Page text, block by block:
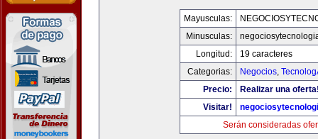
Mayusculas:
Minusculas:
Longitud:
19 caracteres
Categorias:
Negocios,
Precio:
Realizar una
Visitar!
Serán consideradas